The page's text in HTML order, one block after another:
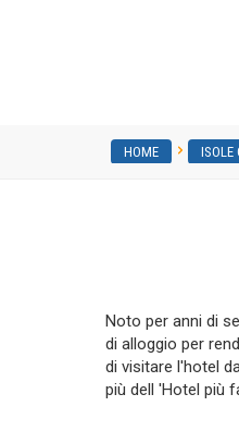
HOME ISOLE
Noto per anni di
di alloggio per
di visitare l'hotel
più dell 'Hotel più